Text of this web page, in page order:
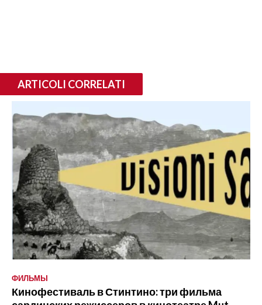
ARTICOLI CORRELATI
ФИЛЬМЫ
Кинофестиваль в Стинтино: три фильма